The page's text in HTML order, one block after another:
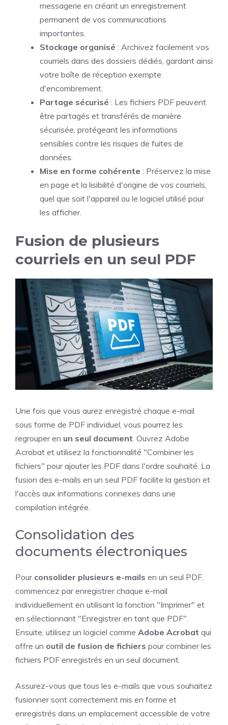
messagerie en créant un enregistrement
permanent de vos communications
importantes.
Stockage organisé : Archivez facilement vos
courriels dans des dossiers dédiés, gardant ainsi
votre boîte de réception exempte
d'encombrement.
Partage sécurisé : Les fichiers PDF peuvent
être partagés et transférés de manière
sécurisée, protégeant les informations
sensibles contre les risques de fuites de
données.
Mise en forme cohérente : Préservez la mise
en page et la lisibilité d'origine de vos courriels,
quel que soit l'appareil ou le logiciel utilisé pour
les afficher.
Fusion de plusieurs
courriels en un seul PDF
Une fois que vous aurez enregistré chaque e-mail
sous forme de PDF individuel, vous pourrez les
regrouper en un seul document. Ouvrez Adobe
Acrobat et utilisez la fonctionnalité "Combiner les
fichiers" pour ajouter les PDF dans l'ordre souhaité. La
fusion des e-mails en un seul PDF facilite la gestion et
l'accès aux informations connexes dans une
compilation intégrée.
Consolidation des
documents électroniques
Pour consolider plusieurs e-mails en un seul PDF,
commencez par enregistrer chaque e-mail
individuellement en utilisant la fonction "Imprimer" et
en sélectionnant "Enregistrer en tant que PDF".
Ensuite, utilisez un logiciel comme Adobe Acrobat qui
offre un outil de fusion de fichiers pour combiner les
fichiers PDF enregistrés en un seul document.
Assurez-vous que tous les e-mails que vous souhaitez
fusionner sont correctement mis en forme et
enregistrés dans un emplacement accessible de votre